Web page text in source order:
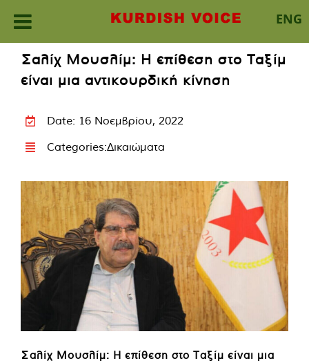
ENG
content
Σαλίχ Μουσλίμ: Η επίθεση στο Ταξίμ
είναι μια αντικουρδική κίνηση
Date: 16 Νοεμβρίου, 2022
Categories:Δικαιώματα
Σαλίχ Μουσλίμ: Η επίθεση στο Ταξίμ είναι μια